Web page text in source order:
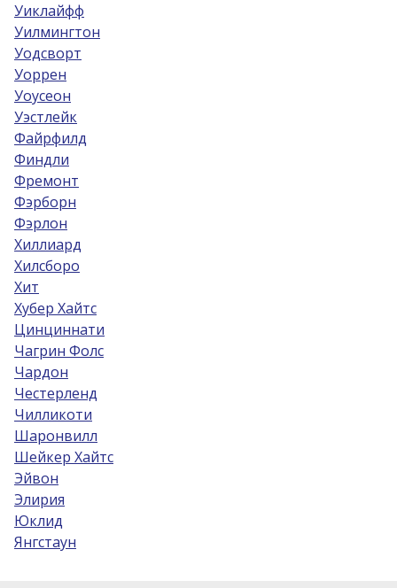
Уиклайфф
Уилмингтон
Уодсворт
Уоррен
Уоусеон
Уэстлейк
Файрфилд
Финдли
Фремонт
Фэрборн
Фэрлон
Хиллиард
Хилсборо
Хит
Хубер Хайтс
Цинциннати
Чагрин Фолс
Чардон
Честерленд
Чилликоти
Шаронвилл
Шейкер Хайтс
Эйвон
Элирия
Юклид
Янгстаун